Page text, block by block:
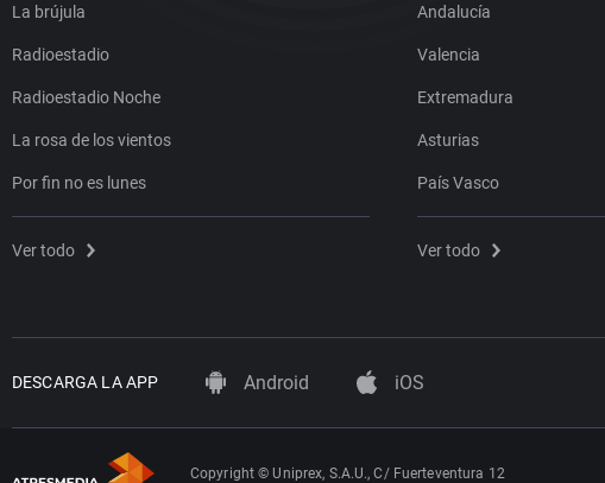
La brújula
Radioestadio
Radioestadio Noche
La rosa de los vientos
Por fin no es lunes
Ver todo
Andalucía
Valencia
Extremadura
Asturias
País Vasco
Ver todo
DESCARGA LA APP Android iOS
Copyright © Uniprex, S.A.U., C/ Fuerteventura 12